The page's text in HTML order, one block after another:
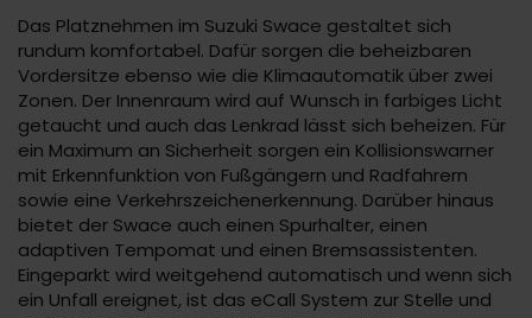
Das Platznehmen im Suzuki Swace gestaltet sich
rundum komfortabel. Dafür sorgen die beheizbaren
Vordersitze ebenso wie die Klimaautomatik über zwei
Zonen. Der Innenraum wird auf Wunsch in farbiges Licht
getaucht und auch das Lenkrad lässt sich beheizen. Für
ein Maximum an Sicherheit sorgen ein Kollisionswarner
mit Erkennfunktion von Fußgängern und Radfahrern
sowie eine Verkehrszeichenerkennung. Darüber hinaus
bietet der Swace auch einen Spurhalter, einen
adaptiven Tempomat und einen Bremsassistenten.
Eingeparkt wird weitgehend automatisch und wenn sich
ein Unfall ereignet, ist das eCall System zur Stelle und